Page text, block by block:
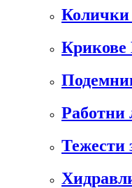
Колички
Крикове
Работни
Тежести